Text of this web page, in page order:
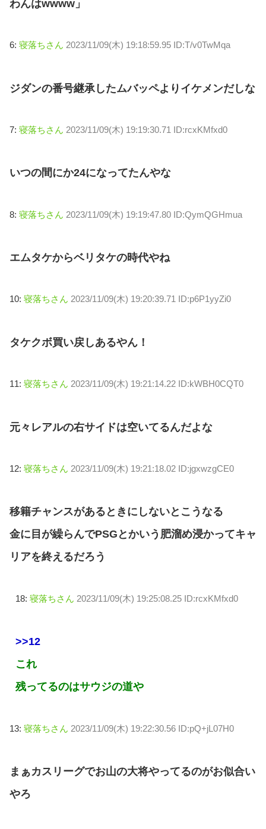
わんはwwww」
6: 寝落ちさん 2023/11/09(木) 19:18:59.95 ID:T/v0TwMqa
ジダンの番号継承したムバッペよりイケメンだしな
7: 寝落ちさん 2023/11/09(木) 19:19:30.71 ID:rcxKMfxd0
いつの間にか24になってたんやな
8: 寝落ちさん 2023/11/09(木) 19:19:47.80 ID:QymQGHmua
エムタケからベリタケの時代やね
10: 寝落ちさん 2023/11/09(木) 19:20:39.71 ID:p6P1yyZi0
タケクボ買い戻しあるやん！
11: 寝落ちさん 2023/11/09(木) 19:21:14.22 ID:kWBH0CQT0
元々レアルの右サイドは空いてるんだよな
12: 寝落ちさん 2023/11/09(木) 19:21:18.02 ID:jgxwzgCE0
移籍チャンスがあるときにしないとこうなる
金に目が繰らんでPSGとかいう肥溜め浸かってキャ
リアを終えるだろう
18: 寝落ちさん 2023/11/09(木) 19:25:08.25 ID:rcxKMfxd0
>>12
これ
残ってるのはサウジの道や
13: 寝落ちさん 2023/11/09(木) 19:22:30.56 ID:pQ+jL07H0
まぁカスリーグでお山の大将やってるのがお似合い
やろ